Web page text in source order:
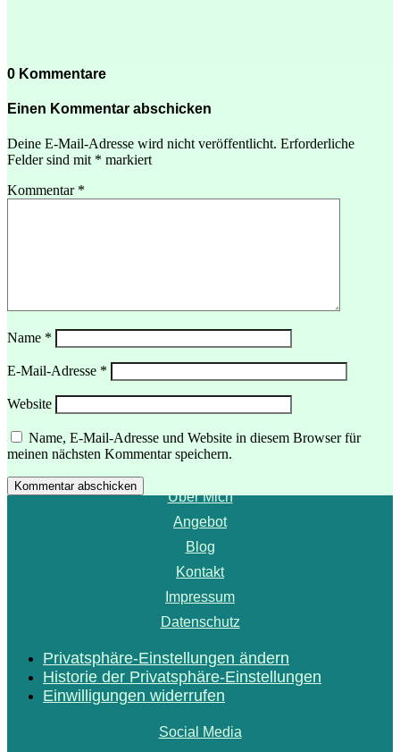
0 Kommentare
Einen Kommentar abschicken
Deine E-Mail-Adresse wird nicht veröffentlicht. Erforderliche
Felder sind mit * markiert
Kommentar *
Name *
E-Mail-Adresse *
Website
Name, E-Mail-Adresse und Website in diesem Browser für
meinen nächsten Kommentar speichern.
Kommentar abschicken
Menü
Über Mich
Angebot
Blog
Kontakt
Impressum
Datenschutz
Privatsphäre-Einstellungen ändern
Historie der Privatsphäre-Einstellungen
Einwilligungen widerrufen
Social Media